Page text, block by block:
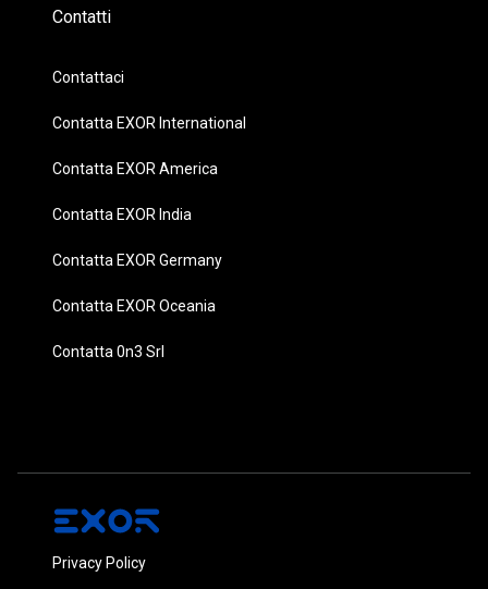
Contatti
Contattaci
Contatta EXOR International
Contatta EXOR America
Contatta EXOR India
Contatta EXOR Germany
Contatta EXOR Oceania
Contatta 0n3 Srl
Privacy Policy